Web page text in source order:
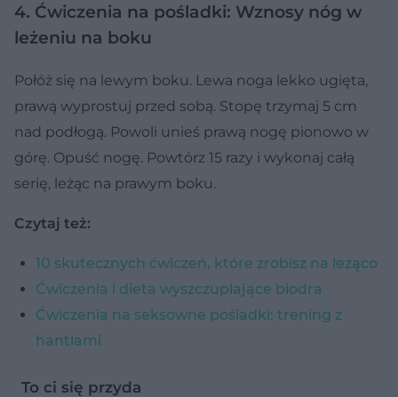
4. Ćwiczenia na pośladki: Wznosy nóg w
leżeniu na boku
Połóż się na lewym boku. Lewa noga lekko ugięta,
prawą wyprostuj przed sobą. Stopę trzymaj 5 cm
nad podłogą. Powoli unieś prawą nogę pionowo w
górę. Opuść nogę. Powtórz 15 razy i wykonaj całą
serię, leżąc na prawym boku.
Czytaj też:
10 skutecznych ćwiczeń, które zrobisz na leżąco
Ćwiczenia i dieta wyszczuplające biodra
Ćwiczenia na seksowne pośladki: trening z
hantlami
To ci się przyda